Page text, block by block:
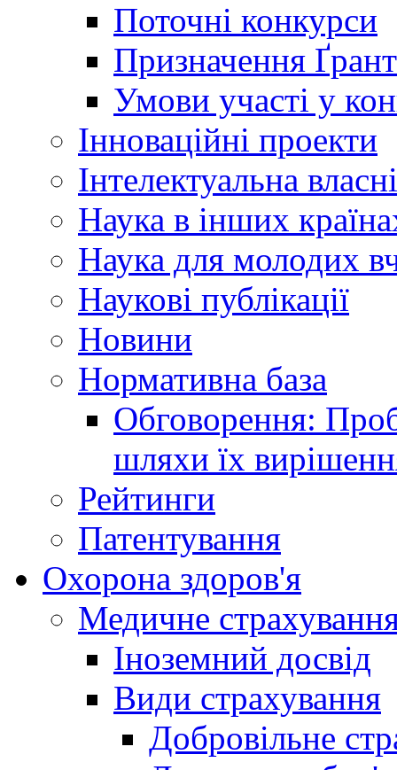
Поточні конкурси
Призначення
Умови участі у
Інноваційні проекти
Інтелектуальна
Наука в інших
Наука для молодих
Наукові публікації
Новини
Нормативна база
Обговорення:
шляхи їх
Рейтинги
Патентування
Охорона здоров'я
Медичне
Іноземний досвід
Види страхування
Добровільне